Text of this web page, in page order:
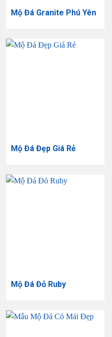
Mộ Đá Granite Phú Yên
Mộ Đá Đẹp Giá Rẻ
Mộ Đá Đỏ Ruby